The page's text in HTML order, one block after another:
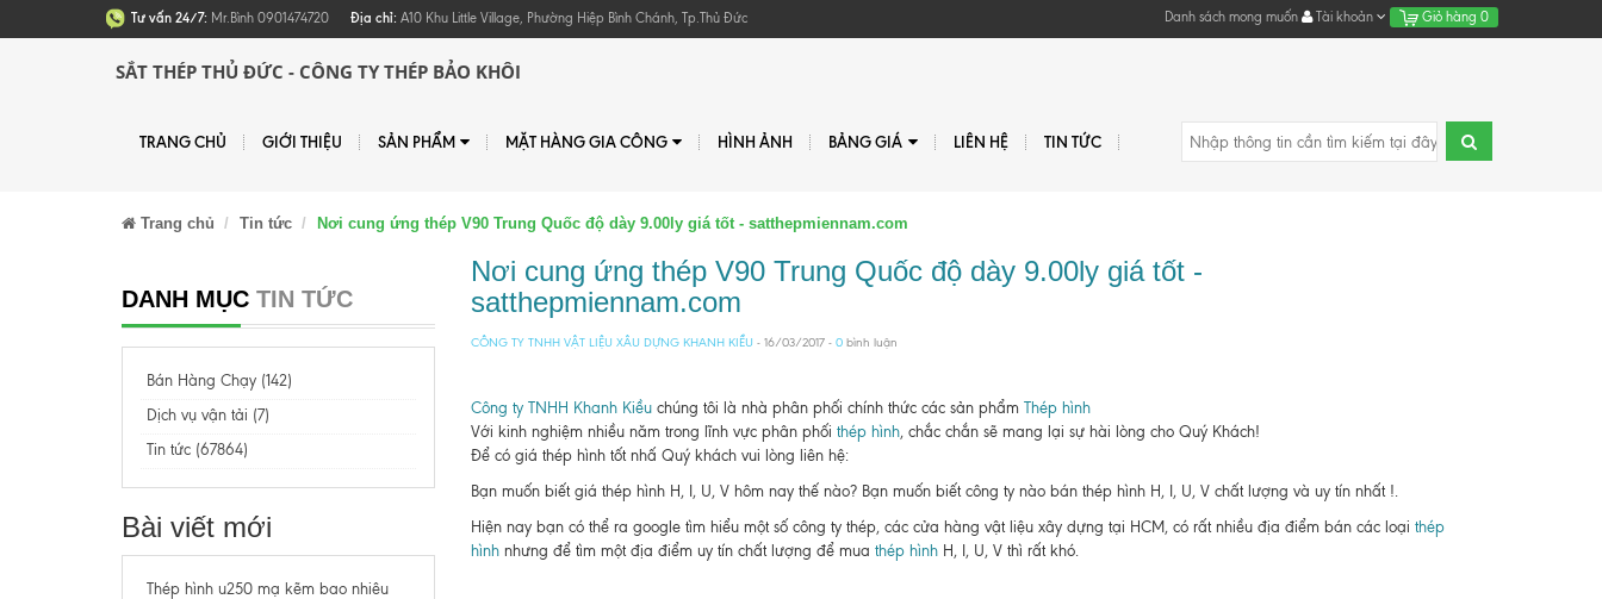
Tư vấn 24/7: Mr.Bình 0901474720 Địa chỉ: A10 Khu Little Village, Phường Hiệp Bình Chánh, Tp.Thủ Đức Danh sách mong muốn Tài khoản Giỏ hàng 0
SẮT THÉP THỦ ĐỨC - CÔNG TY THÉP BẢO KHÔI
TRANG CHỦ GIỚI THIỆU SẢN PHẨM MẶT HÀNG GIA CÔNG HÌNH ẢNH BẢNG GIÁ LIÊN HỆ TIN TỨC
Trang chủ Tin tức Nơi cung ứng thép V90 Trung Quốc độ dày 9.00ly giá tốt - satthepmiennam.com
DANH MỤC TIN TỨC
Bán Hàng Chạy (142)
Dịch vụ vận tải (7)
Tin tức (67864)
Bài viết mới
Thép hình u250 mạ kẽm bao nhiêu
Nơi cung ứng thép V90 Trung Quốc độ dày 9.00ly giá tốt -
satthepmiennam.com
CÔNG TY TNHH VẬT LIỆU XÂU DỰNG KHANH KIỀU - 16/03/2017 - 0bình luận
Công ty TNHH Khanh Kiềuchúng tôi là nhà phân phối chính thức các sản phẩm Thép hình
Với kinh nghiệm nhiều năm trong lĩnh vực phân phối thép hình, chắc chắn sẽ mang lại sự hài lòng cho Quý Khách!
Để có giá thép hình tốt nhấ Quý khách vui lòng liên hệ:
Bạn muốn biết giá thép hình H, I, U, V hôm nay thế nào? Bạn muốn biết công ty nào bán thép hình H, I, U, V chất lượng và uy tín nhất !.
Hiện nay bạn có thể ra google tìm hiểu một số công ty thép, các cửa hàng vật liệu xây dựng tại HCM, có rất nhiều địa điểm bán các loại thép
hìnhnhưng để tìm một địa điểm uy tín chất lượng để mua thép hìnhH, I, U, V thì rất khó.